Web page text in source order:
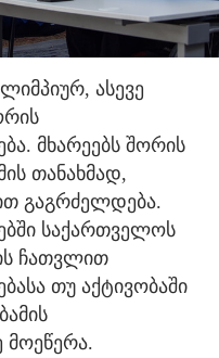
ასევე
მხარეებს შორის
თანახმად,
გაგრძელდება.
საქართველოს
ჩათვლით
თუ აქტივობაში
მოეწერა.